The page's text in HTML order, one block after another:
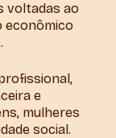
voltadas ao
econômico
e
mulheres
social.